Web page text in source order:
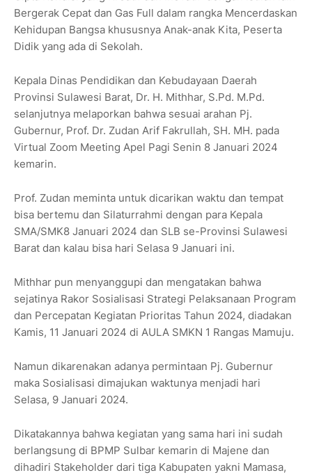
Bergerak Cepat dan Gas Full dalam rangka Mencerdaskan
Kehidupan Bangsa khususnya Anak-anak Kita, Peserta
Didik yang ada di Sekolah.
Kepala Dinas Pendidikan dan Kebudayaan Daerah
Provinsi Sulawesi Barat, Dr. H. Mithhar, S.Pd. M.Pd.
selanjutnya melaporkan bahwa sesuai arahan Pj.
Gubernur, Prof. Dr. Zudan Arif Fakrullah, SH. MH. pada
Virtual Zoom Meeting Apel Pagi Senin 8 Januari 2024
kemarin.
Prof. Zudan meminta untuk dicarikan waktu dan tempat
bisa bertemu dan Silaturrahmi dengan para Kepala
SMA/SMK8 Januari 2024 dan SLB se-Provinsi Sulawesi
Barat dan kalau bisa hari Selasa 9 Januari ini.
Mithhar pun menyanggupi dan mengatakan bahwa
sejatinya Rakor Sosialisasi Strategi Pelaksanaan Program
dan Percepatan Kegiatan Prioritas Tahun 2024, diadakan
Kamis, 11 Januari 2024 di AULA SMKN 1 Rangas Mamuju.
Namun dikarenakan adanya permintaan Pj. Gubernur
maka Sosialisasi dimajukan waktunya menjadi hari
Selasa, 9 Januari 2024.
Dikatakannya bahwa kegiatan yang sama hari ini sudah
berlangsung di BPMP Sulbar kemarin di Majene dan
dihadiri Stakeholder dari tiga Kabupaten yakni Mamasa,